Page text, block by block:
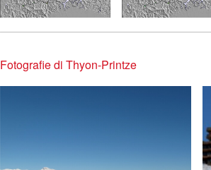
Fotografie di Thyon-Printze